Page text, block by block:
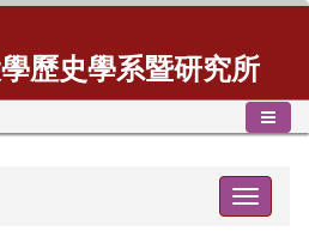
歷史學系暨研究所
Toggle